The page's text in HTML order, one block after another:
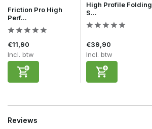
Friction Pro High
Perf...
€11,90
Incl. btw
High Profile Folding
S...
€39,90
Incl. btw
Reviews